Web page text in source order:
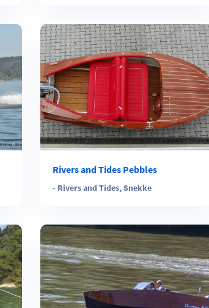
Rivers and Tides Pebbles
- Rivers and Tides,Snekke